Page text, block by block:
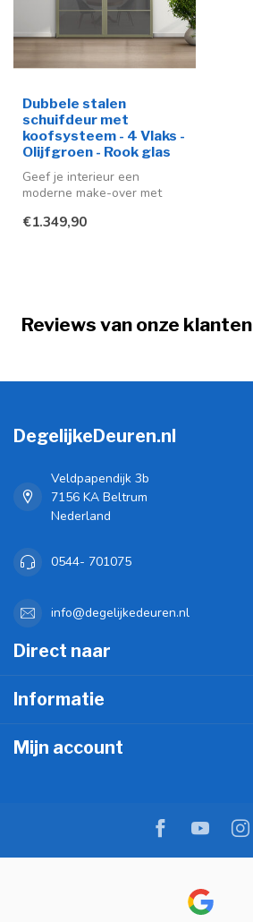
Dubbele stalen
schuifdeur met
koofsysteem - 4 Vlaks -
Olijfgroen - Rook glas
Geef je interieur een
moderne make-over met
schuifdeuren ...
€1.349,90
Reviews van onze klanten
DegelijkeDeuren.nl
Veldpapendijk 3b
7156 KA Beltrum
Nederland
0544- 701075
info@degelijkedeuren.nl
Direct naar
Informatie
Mijn account